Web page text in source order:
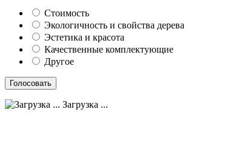
Стоимость
Экологичность и свойства дерева
Эстетика и красота
Качественные комплектующие
Другое
Загрузка ...